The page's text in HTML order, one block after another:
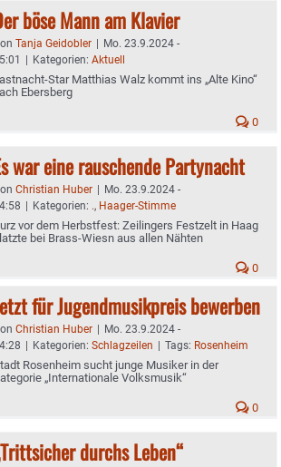
böse Mann am Klavier
Tanja Geidobler | Mo. 23.9.2024 -
| Kategorien: Aktuell
Star Matthias Walz kommt ins „Alte Kino“
Ebersberg
0
war eine rauschende Partynacht
Christian Huber | Mo. 23.9.2024 -
| Kategorien: ., Haager-Stimme
vor dem Herbstfest: Zeilingers Festzelt in Haag
bei Brass-Wiesn aus allen Nähten
0
für Jugendmusikpreis bewerben
Christian Huber | Mo. 23.9.2024 -
| Kategorien: Schlagzeilen | Tags: Rosenheim
Rosenheim sucht junge Musiker in der
„Internationale Volksmusik“
0
durchs Leben“